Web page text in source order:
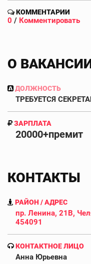
КОММЕНТАРИИ
0 / Комментировать
О
ДОЛЖНОСТЬ
ТРЕБУЕТСЯ
ЗАРПЛАТА
20000+премит
КОНТАКТЫ
РАЙОН / АДРЕС
пр. Ленина, 21В,
454091
КОНТАКТНОЕ ЛИЦО
Анна Юрьевна